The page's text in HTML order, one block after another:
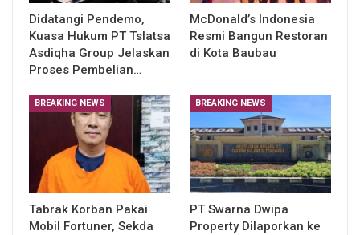
Didatangi Pendemo,
Kuasa Hukum PT Tslatsa
Asdiqha Group Jelaskan
Proses Pembelian…
McDonald’s Indonesia
Resmi Bangun Restoran
di Kota Baubau
BREAKING NEWS
Tabrak Korban Pakai
Mobil Fortuner, Sekda
BREAKING NEWS
PT Swarna Dwipa
Property Dilaporkan ke